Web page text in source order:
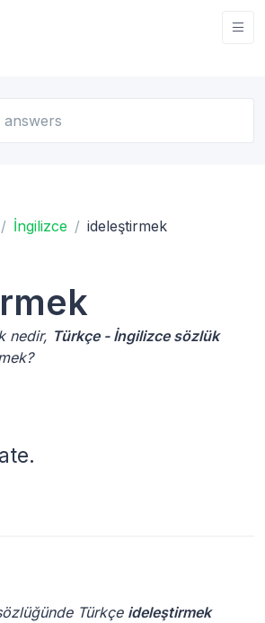
İngilizce ideleştirmek
nedir, Türkçe - İngilizce sözlük
Türkçe ideleştirmek